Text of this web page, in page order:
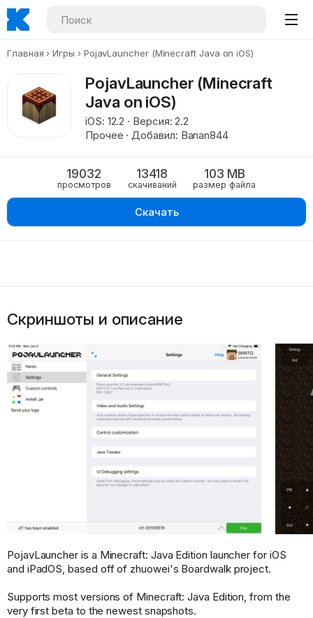
Главная Игры PojavLauncher (Minecraft Java on iOS)
PojavLauncher (Minecraft
Java on iOS)
iOS: 12.2 · Версия: 2.2
Прочее · Добавил: Banan844
19032
просмотров
13418
скачиваний
103 MB
размер файла
Скачать
Скриншоты и описание
PojavLauncher is a Minecraft: Java Edition launcher for iOS
and iPadOS, based off of zhuowei's Boardwalk project.
Supports most versions of Minecraft: Java Edition, from the
very first beta to the newest snapshots.